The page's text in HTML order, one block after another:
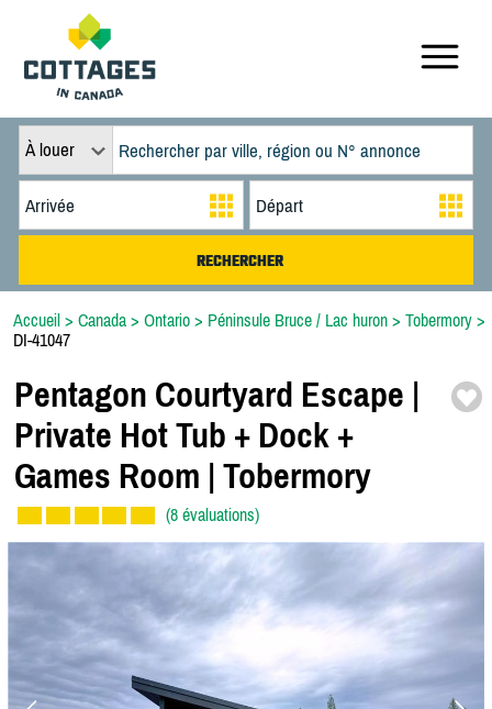
À louer
Accueil > Canada > Ontario > Péninsule Bruce / Lac huron > Tobermory >
DI-41047
Pentagon Courtyard Escape |
Private Hot Tub + Dock +
Games Room | Tobermory
(8 évaluations)